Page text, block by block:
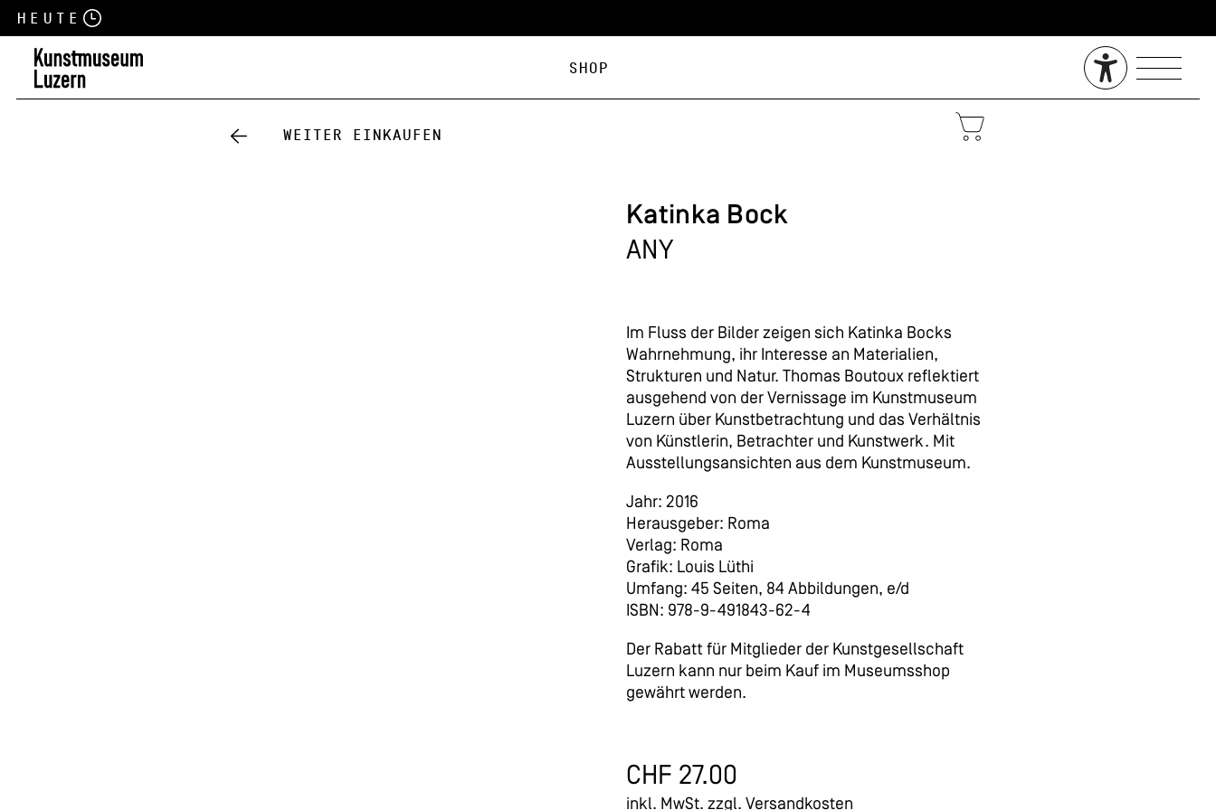
Heute
Shop
Weiter einkaufen
Katinka Bock
ANY
Im Fluss der Bilder zeigen sich Katinka Bocks
Wahrnehmung, ihr Interesse an Materialien,
Strukturen und Natur. Thomas Boutoux reflektiert
ausgehend von der Vernissage im Kunstmuseum
Luzern über Kunstbetrachtung und das Verhältnis
von Künstlerin, Betrachter und Kunstwerk. Mit
Ausstellungsansichten aus dem Kunstmuseum.
Jahr: 2016
Herausgeber: Roma
Verlag: Roma
Grafik: Louis Lüthi
Umfang: 45 Seiten, 84 Abbildungen, e/d
ISBN: 978-9-491843-62-4
Der Rabatt für Mitglieder der Kunstgesellschaft
Luzern kann nur beim Kauf im Museumsshop
gewährt werden.
CHF 27.00
inkl. MwSt. zzgl. Versandkosten